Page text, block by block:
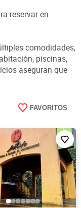
reservar en
comodidades,
piscinas,
aseguran que
FAVORITOS